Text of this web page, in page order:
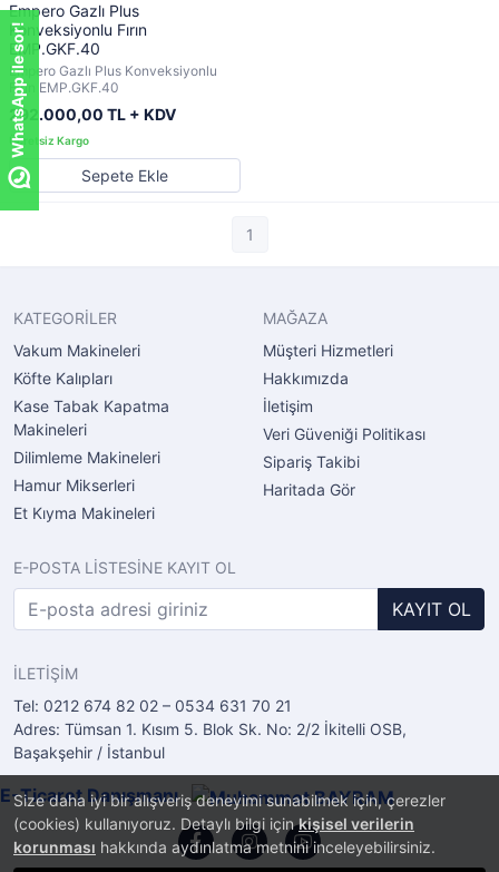
Size daha iyi bir alışveriş deneyimi sunabilmek için, çerezler
(cookies) kullanıyoruz. Detaylı bilgi içinkişisel verilerin
korunması hakkında aydınlatma metnini inceleyebilirsiniz.
Empero Gazlı Plus
Konveksiyonlu Fırın
EMP.GKF.40
Empero Gazlı Plus Konveksiyonlu
Fırın EMP.GKF.40
292.000,00 TL + KDV
Sepete Ekle
1
KATEGORİLER
Vakum Makineleri
Köfte Kalıpları
Kase Tabak Kapatma
Makineleri
Dilimleme Makineleri
Hamur Mikserleri
Et Kıyma Makineleri
MAĞAZA
Müşteri Hizmetleri
Hakkımızda
İletişim
Veri Güveniği Politikası
Sipariş Takibi
Haritada Gör
E-POSTA LİSTESİNE KAYIT OL
KAYIT OL
İLETİŞİM
Tel: 0212 674 82 02 – 0534 631 70 21
Adres: Tümsan 1. Kısım 5. Blok Sk. No: 2/2 İkitelli OSB,
Başakşehir / İstanbul
E-Ticaret Danışmanı
WhatsApp ile sor!